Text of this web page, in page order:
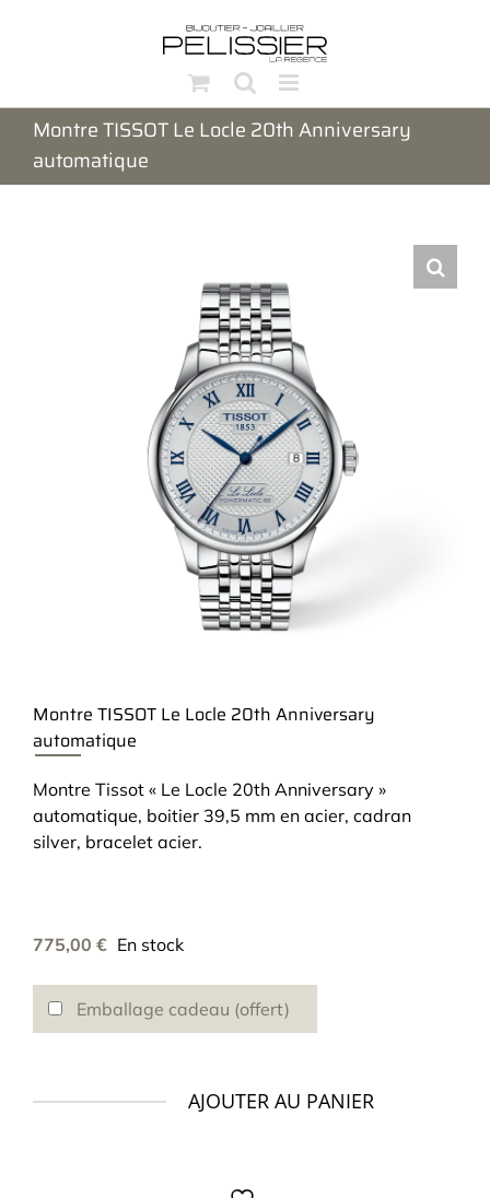
Montre TISSOT Le Locle 20th Anniversary
automatique
Montre TISSOT Le Locle 20th Anniversary
automatique
Montre Tissot « Le Locle 20th Anniversary »
automatique, boitier 39,5 mm en acier, cadran
silver, bracelet acier.
775,00 € En stock
Emballage cadeau (offert)
AJOUTER AU PANIER